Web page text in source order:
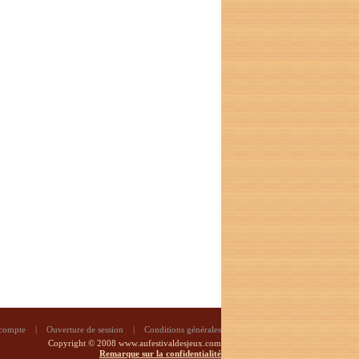
| Ouverture de session |
Conditions générales
Copyright © 2008 www.aufestivaldesjeux.com
Remarque sur la confidentialité